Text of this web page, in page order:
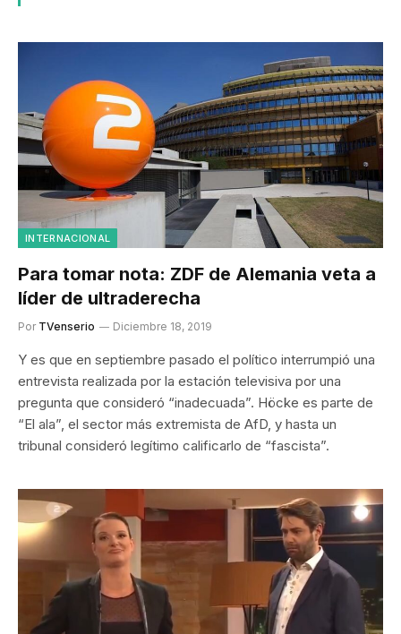
INTERNACIONAL
Para tomar nota: ZDF de Alemania veta a
líder de ultraderecha
Por TVenserio Diciembre 18, 2019
Y es que en septiembre pasado el político interrumpió una
entrevista realizada por la estación televisiva por una
pregunta que consideró “inadecuada”. Höcke es parte de
“El ala”, el sector más extremista de AfD, y hasta un
tribunal consideró legítimo calificarlo de “fascista”.